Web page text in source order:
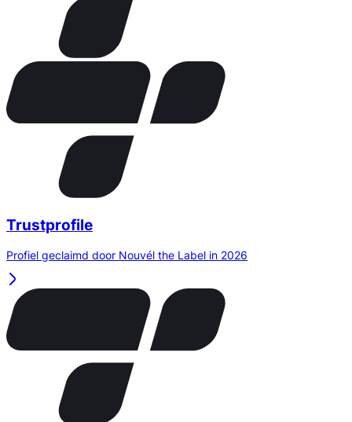
Trustprofile
Profiel geclaimd door Nouvél the Label in 2026